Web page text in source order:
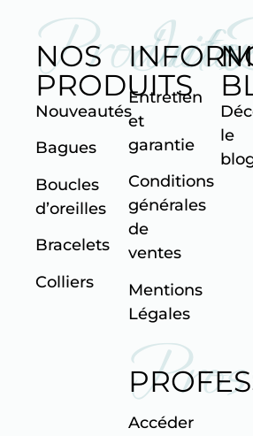
Produits
NOS
PRODUITS
Nouveautés
Bagues
Boucles
d’oreilles
Bracelets
Colliers
Entretien
et
garantie
Conditions
générales
de
ventes
Mentions
Légales
Pros
Accéder
le